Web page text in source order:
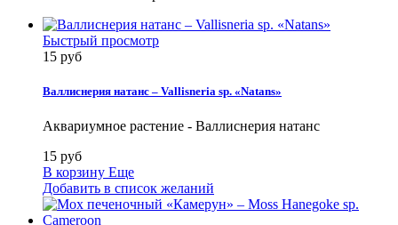
Быстрый просмотр
15 руб
Валлиснерия натанс – Vallisneria sp. «Natans»
Аквариумное растение - Валлиснерия натанс
15 руб
В корзину Еще
Добавить в список желаний